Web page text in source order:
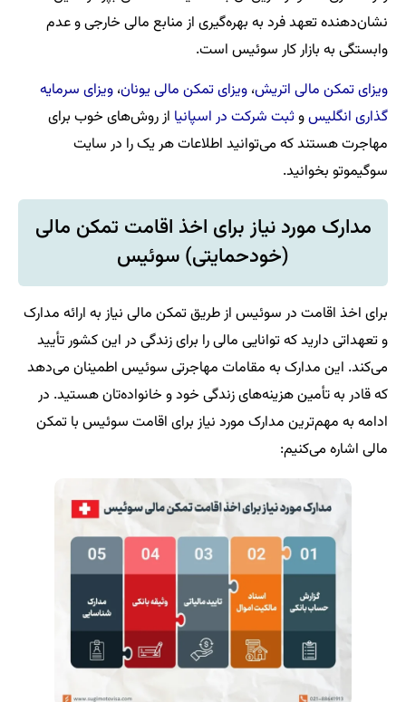
نشان‌دهنده تعهد فرد به بهره‌گیری از منابع مالی خارجی و عدم
وابستگی به بازار کار سوئیس است.
ویزای تمکن مالی اتریش، ویزای تمکن مالی یونان، ویزای سرمایه
گذاری انگلیسوثبت شرکت در اسپانیا از روش‌های خوب برای
مهاجرت هستند که می‌توانید اطلاعات هر یک را در سایت
سوگیموتو بخوانید.
مدارک مورد نیاز برای اخذ اقامت تمکن مالی
(خودحمایتی) سوئیس
برای اخذ اقامت در سوئیس از طریق تمکن مالی نیاز به ارائه مدارک
و تعهداتی دارید که توانایی مالی را برای زندگی در این کشور تأیید
می‌کند. این مدارک به مقامات مهاجرتی سوئیس اطمینان می‌دهد
که قادر به تأمین هزینه‌های زندگی خود و خانواده‌تان هستید. در
ادامه به مهم‌ترین مدارک مورد نیاز برای اقامت سوئیس با تمکن
مالی اشاره می‌کنیم: